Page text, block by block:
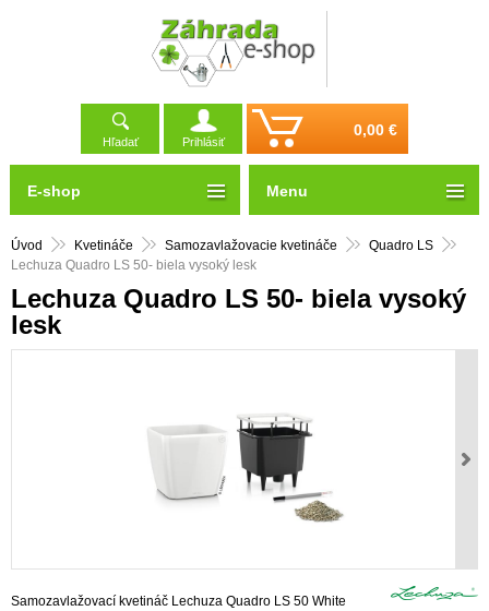
Hľadať Prihlásiť
0,00 €
Úvod Kvetináče Samozavlažovacie kvetináče
Quadro LS
Lechuza Quadro LS 50- biela vysoký lesk
Lechuza Quadro LS 50- biela vysoký
lesk
Samozavlažovací kvetináč Lechuza Quadro LS 50 White
E-shop Menu